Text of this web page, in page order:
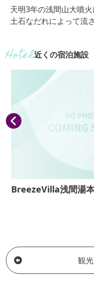
天明3年の浅間山大噴火
土石なだれによって流
を残して埋まってしまっ
にここへ難をのがれて
70人の内、助かった村人
だった。
近くの宿泊施設
BreezeVilla浅間湯本
観